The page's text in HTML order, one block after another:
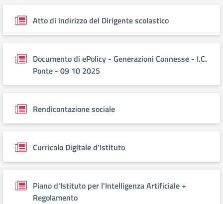
Atto di indirizzo del Dirigente scolastico
Documento di ePolicy - Generazioni Connesse - I.C.
Ponte - 09 10 2025
Rendicontazione sociale
Curricolo Digitale d'Istituto
Piano d'Istituto per l'Intelligenza Artificiale +
Regolamento